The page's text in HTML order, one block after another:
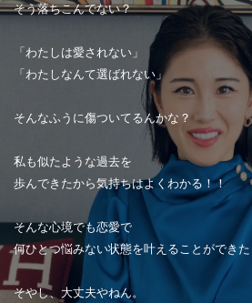
そう落ちこんでない？
「わたしは愛されない」
「わたしなんて選ばれない」
そんなふうに傷ついてるんかな？
私も似たような過去を
歩んできたから気持ちはよくわかる！！
そんな心境でも恋愛で
何ひとつ悩みない状態を叶えることができた
そやし、大丈夫やねん。